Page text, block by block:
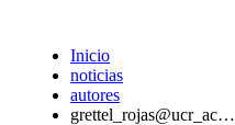
Inicio
noticias
autores
grettel_rojas@ucr_ac…